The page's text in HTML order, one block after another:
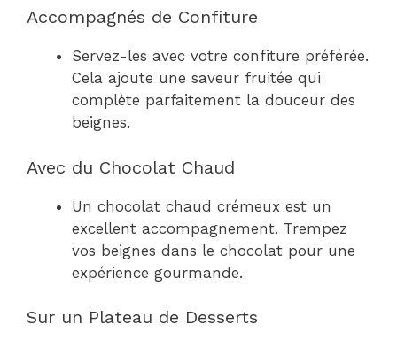
Accompagnés de Confiture
Servez-les avec votre confiture préférée.
Cela ajoute une saveur fruitée qui
complète parfaitement la douceur des
beignes.
Avec du Chocolat Chaud
Un chocolat chaud crémeux est un
excellent accompagnement. Trempez
vos beignes dans le chocolat pour une
expérience gourmande.
Sur un Plateau de Desserts